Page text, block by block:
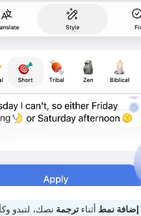
إضافة نمط أثناءترجمة نصك، لتبدو